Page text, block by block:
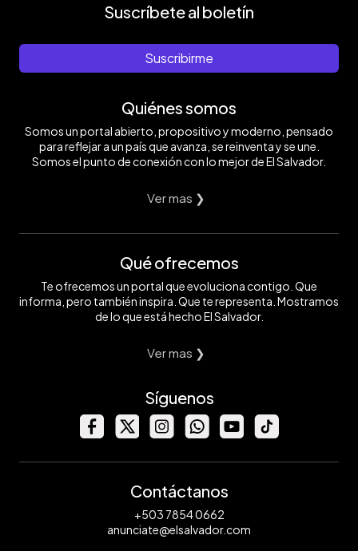
Suscríbete al boletín
Suscribirme
Quiénes somos
Somos un portal abierto, propositivo y moderno, pensado
para reflejar a un país que avanza, se reinventa y se une.
Somos el punto de conexión con lo mejor de El Salvador.
Ver mas ❯
Qué ofrecemos
Te ofrecemos un portal que evoluciona contigo. Que
informa, pero también inspira. Que te representa. Mostramos
de lo que está hecho El Salvador.
Ver mas ❯
Síguenos
Contáctanos
+503 7854 0662
anunciate@elsalvador.com